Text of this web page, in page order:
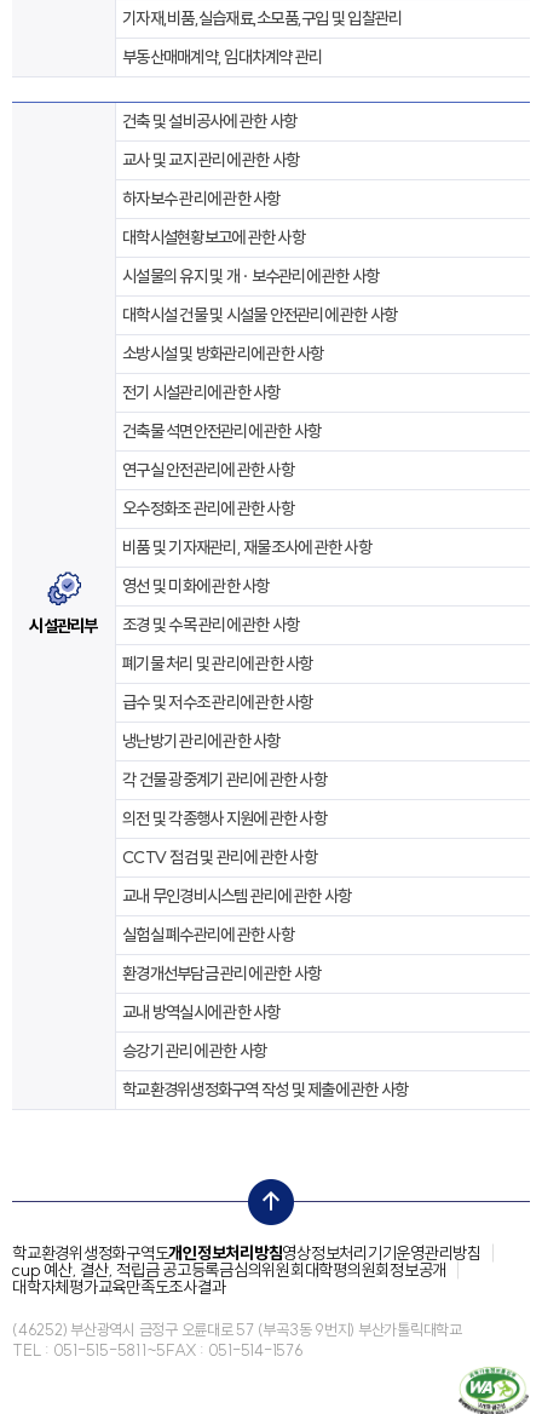
기자재,비품,실습재료,소모품,구입 및 입찰관리
부동산매매계약, 임대차계약 관리
시설관리부
건축 및 설비공사에 관한 사항
교사 및 교지 관리에 관한 사항
하자보수 관리에 관한 사항
대학시설현황보고에 관한 사항
시설물의 유지 및 개 · 보수관리에 관한 사항
대학시설 건물 및 시설물 안전관리에 관한 사항
소방시설 및 방화관리에 관한 사항
전기 시설관리에 관한 사항
건축물 석면안전관리에 관한 사항
연구실 안전관리에 관한 사항
오수정화조 관리에 관한 사항
비품 및 기자재관리, 재물조사에 관한 사항
영선 및 미화에 관한 사항
조경 및 수목 관리에 관한 사항
폐기물 처리 및 관리에 관한 사항
급수 및 저수조 관리에 관한 사항
냉난방기 관리에 관한 사항
각 건물 광중계기 관리에 관한 사항
의전 및 각종행사 지원에 관한 사항
CCTV 점검 및 관리에 관한 사항
교내 무인경비시스템 관리에 관한 사항
실험실 폐수관리에 관한 사항
환경개선부담금 관리에 관한 사항
교내 방역실시에 관한 사항
승강기 관리에 관한 사항
학교환경위생정화구역 작성 및 제출에 관한 사항
top
학교환경위생정화구역도개인정보처리방침영상정보처리기기운영관리방침
cup 예산, 결산, 적립금 공고등록금심의위원회대학평의원회정보공개
대학자체평가교육만족도조사결과
(46252) 부산광역시 금정구 오륜대로 57 (부곡3동 9번지) 부산가톨릭대학교
TEL : 051-515-5811~5FAX : 051-514-1576